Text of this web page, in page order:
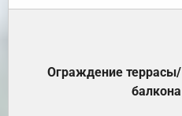
Ограждение террасы/
балкона